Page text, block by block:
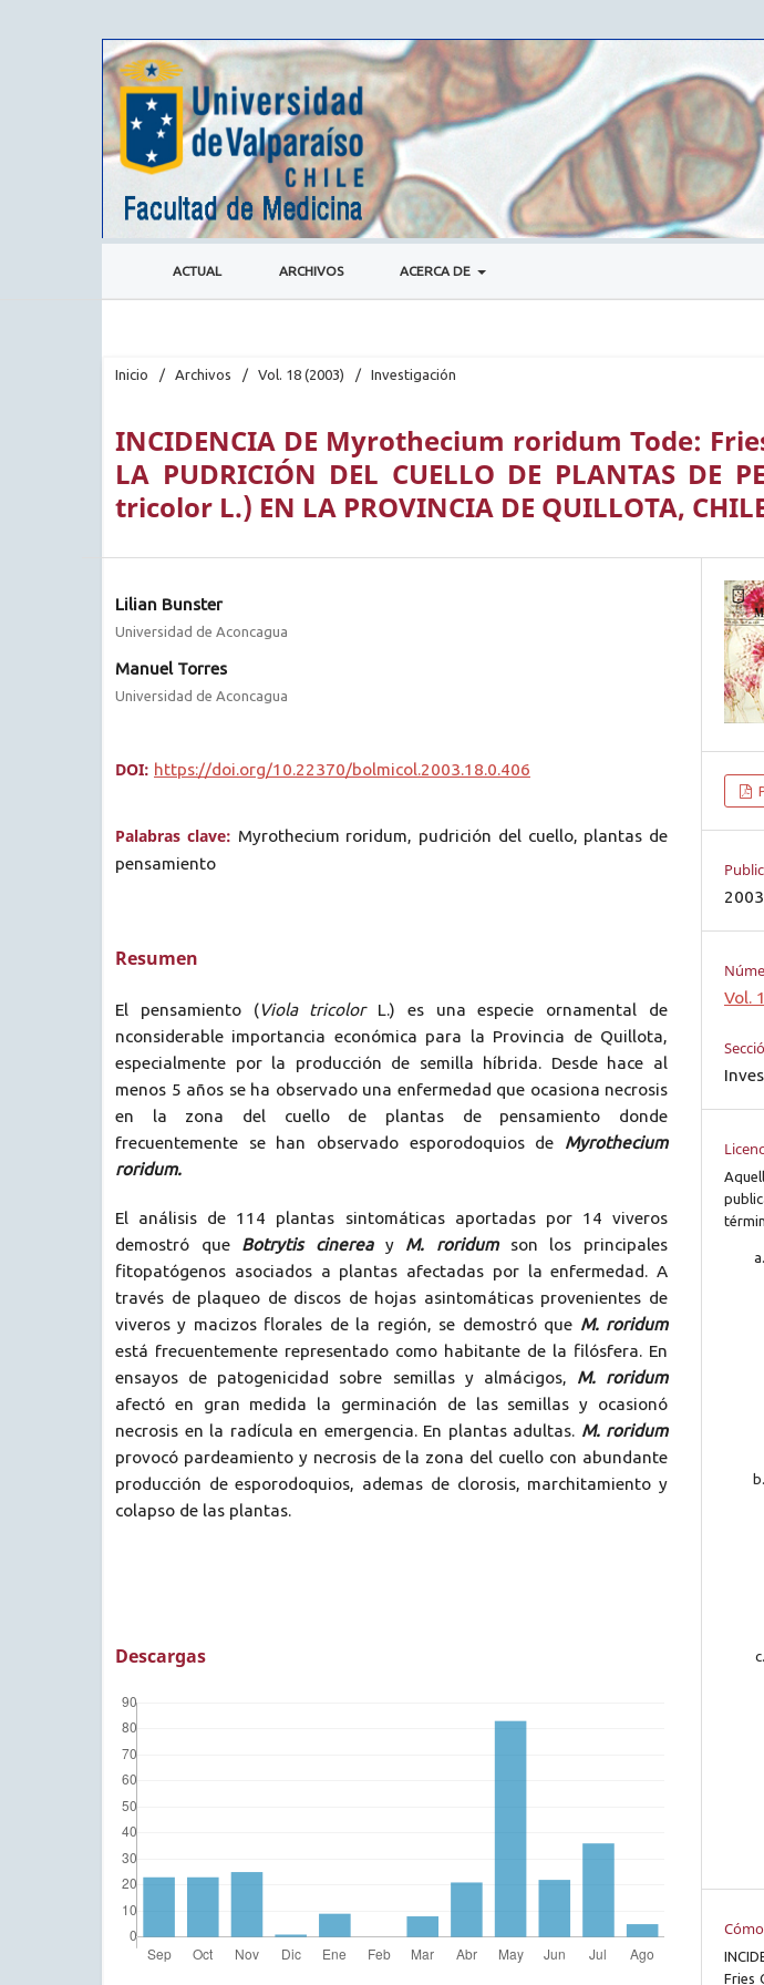
ACTUAL ARCHIVOS ACERCA DE
Inicio / Archivos / Vol. 18 (2003) / Investigación
INCIDENCIA DE Myrothecium roridum Tode: Fries
LA PUDRICIÓN DEL CUELLO DE PLANTAS DE
tricolor L.) EN LA PROVINCIA DE QUILLOTA,
Lilian Bunster
Universidad de Aconcagua
Manuel Torres
Universidad de Aconcagua
DOI: https://doi.org/10.22370/bolmicol.2003.18.0.406
Palabras clave: Myrothecium roridum, pudrición del cuello, plantas de
pensamiento
Resumen
El pensamiento (Viola tricolorL.) es una especie ornamental de
nconsiderable importancia económica para la Provincia de Quillota,
especialmente por la producción de semilla híbrida. Desde hace al
menos 5 años se ha observado una enfermedad que ocasiona necrosis
en la zona del cuello de plantas de pensamiento donde
frecuentemente se han observado esporodoquios de Myrothecium
roridum.
El análisis de 114 plantas sintomáticas aportadas por 14 viveros
demostró que Botrytis cinereayM. roridumson los principales
fitopatógenos asociados a plantas afectadas por la enfermedad. A
través de plaqueo de discos de hojas asintomáticas provenientes de
viveros y macizos florales de la región, se demostró que M. roridum
está frecuentemente representado como habitante de la filósfera. En
ensayos de patogenicidad sobre semillas y almácigos, M. roridum
afectó en gran medida la germinación de las semillas y ocasionó
necrosis en la radícula en emergencia. En plantas adultas. M. roridum
provocó pardeamiento y necrosis de la zona del cuello con abundante
producción de esporodoquios, ademas de clorosis, marchitamiento y
colapso de las plantas.
Descargas
Vol.
Fries